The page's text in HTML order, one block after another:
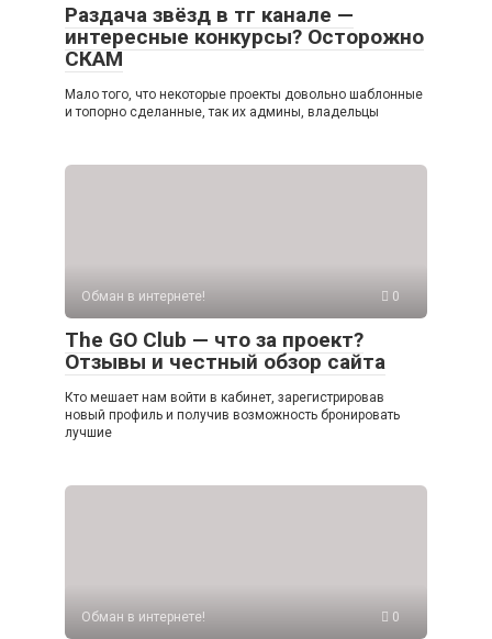
Раздача звёзд в тг канале —
интересные конкурсы? Осторожно
СКАМ
Мало того, что некоторые проекты довольно шаблонные
и топорно сделанные, так их админы, владельцы
Обман в интернете! 0
The GO Club — что за проект?
Отзывы и честный обзор сайта
Кто мешает нам войти в кабинет, зарегистрировав
новый профиль и получив возможность бронировать
лучшие
Обман в интернете! 0